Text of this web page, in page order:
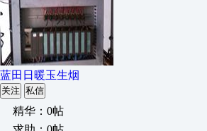
蓝田日暖玉生烟
关注 私信
精华：0帖